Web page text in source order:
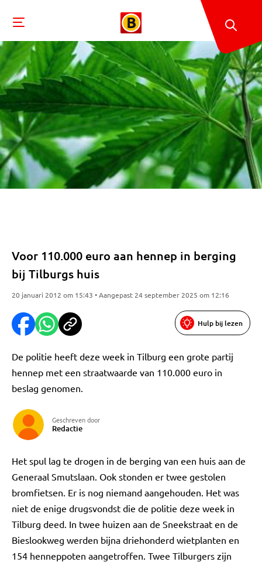
Voor 110.000 euro aan hennep in berging
bij Tilburgs huis
20 januari 2012 om 15:43 • Aangepast 24 september 2025 om 12:16
Hulp bij lezen
De politie heeft deze week in Tilburg een grote partij
hennep met een straatwaarde van 110.000 euro in
beslag genomen.
Geschreven door
Redactie
Het spul lag te drogen in de berging van een huis aan de
Generaal Smutslaan. Ook stonden er twee gestolen
bromfietsen. Er is nog niemand aangehouden. Het was
niet de enige drugsvondst die de politie deze week in
Tilburg deed. In twee huizen aan de Sneekstraat en de
Bieslookweg werden bijna driehonderd wietplanten en
154 henneppoten aangetroffen. Twee Tilburgers zijn